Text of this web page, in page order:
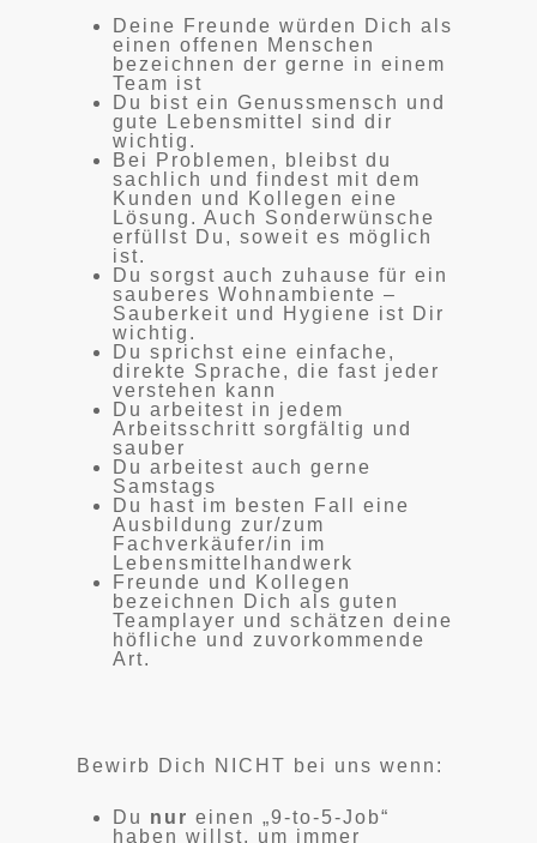
Deine Freunde würden Dich als
einen offenen Menschen
bezeichnen der gerne in einem
Team ist
Du bist ein Genussmensch und
gute Lebensmittel sind dir
wichtig.
Bei Problemen, bleibst du
sachlich und findest mit dem
Kunden und Kollegen eine
Lösung. Auch Sonderwünsche
erfüllst Du, soweit es möglich
ist.
Du sorgst auch zuhause für ein
sauberes Wohnambiente –
Sauberkeit und Hygiene ist Dir
wichtig.
Du sprichst eine einfache,
direkte Sprache, die fast jeder
verstehen kann
Du arbeitest in jedem
Arbeitsschritt sorgfältig und
sauber
Du arbeitest auch gerne
Samstags
Du hast im besten Fall eine
Ausbildung zur/zum
Fachverkäufer/in im
Lebensmittelhandwerk
Freunde und Kollegen
bezeichnen Dich als guten
Teamplayer und schätzen deine
höfliche und zuvorkommende
Art.
Bewirb Dich NICHT bei uns wenn:
Du nur einen „9-to-5-Job“
haben willst, um immer